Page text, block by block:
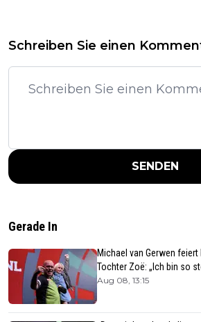
Schreiben Sie einen
SENDEN
Gerade In
Michael van Gerwen
Tochter Zoë: „Ich bin so
Aug 08, 13:15